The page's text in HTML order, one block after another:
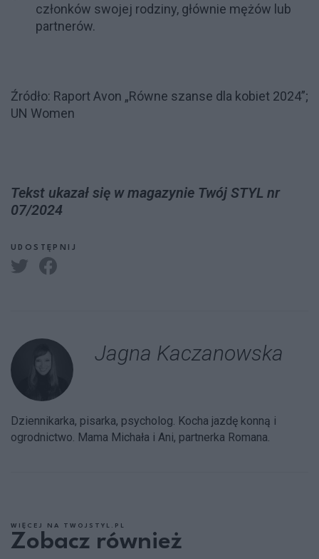
członków swojej rodziny, głównie mężów lub
partnerów.
Źródło: Raport Avon „Równe szanse dla kobiet 2024”;
UN Women
Tekst ukazał się w magazynie Twój STYL nr
07/2024
UDOSTĘPNIJ
Jagna Kaczanowska
Dziennikarka, pisarka, psycholog. Kocha jazdę konną i
ogrodnictwo. Mama Michała i Ani, partnerka Romana.
WIĘCEJ NA TWOJSTYL.PL
Zobacz również